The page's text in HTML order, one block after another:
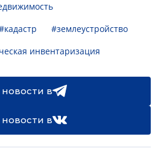
#землеустройство
инвентаризация
новости в
новости в